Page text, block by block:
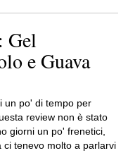
Gel
e Guava
un po' di tempo per
review non è stato
giorni un po' frenetici,
ci tenevo molto a parlarvi